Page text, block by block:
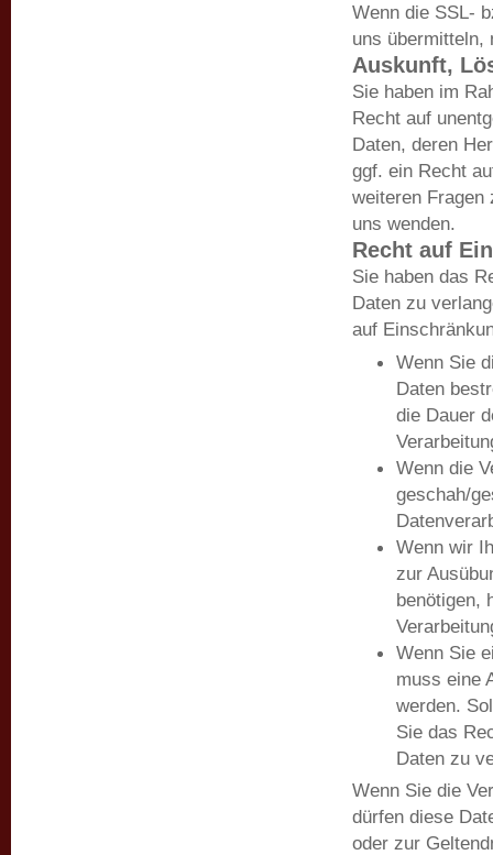
Wenn die SSL-
uns übermitteln,
Auskunft,
Sie haben im
Recht auf
Daten, deren
ggf. ein Recht
weiteren Fragen
uns wenden.
Recht auf
Sie haben das
Daten zu
auf
Wenn Sie
Daten
die Dauer
Wenn die
geschah/
Wenn wir
zur
benötigen,
Wenn Sie
muss eine
werden.
Sie das
Daten zu
Wenn Sie die
dürfen diese
oder zur